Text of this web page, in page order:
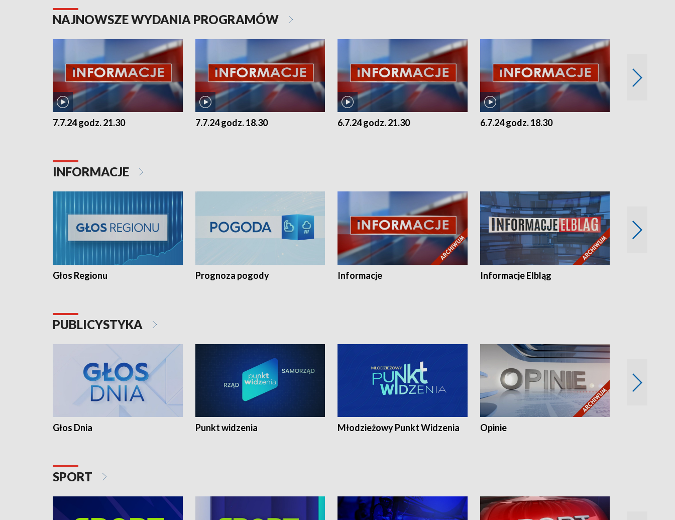
NAJNOWSZE WYDANIA PROGRAMÓW
7.7.24 godz. 21.30 7.7.24 godz. 18.30 6.7.24 godz. 21.30 6.7.24 godz. 18.30
INFORMACJE
Głos Regionu Prognoza pogody Informacje Informacje Elbląg
PUBLICYSTYKA
Głos Dnia Punkt widzenia Młodzieżowy Punkt Widzenia Opinie
SPORT